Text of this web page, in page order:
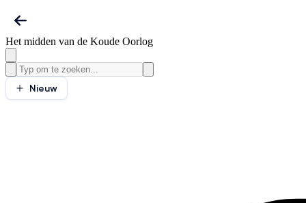
Het midden van de Koude Oorlog
Nieuw